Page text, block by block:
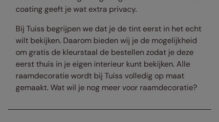
coating geeft je wat extra privacy.
Bij Tuiss begrijpen we dat je de tint eerst in het echt
wilt bekijken. Daarom bieden wij je de mogelijkheid
om gratis de kleurstaal de bestellen zodat je deze
eerst thuis in je eigen interieur kunt bekijken. Alle
raamdecoratie wordt bij Tuiss volledig op maat
gemaakt. Wat wil je nog meer voor raamdecoratie?